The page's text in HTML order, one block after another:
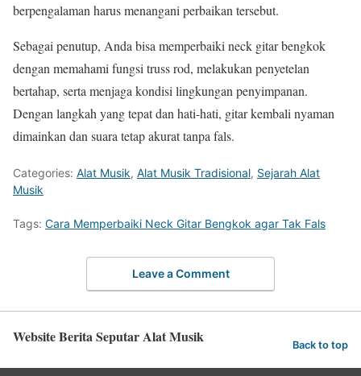
berpengalaman harus menangani perbaikan tersebut.
Sebagai penutup, Anda bisa memperbaiki neck gitar bengkok
dengan memahami fungsi truss rod, melakukan penyetelan
bertahap, serta menjaga kondisi lingkungan penyimpanan.
Dengan langkah yang tepat dan hati-hati, gitar kembali nyaman
dimainkan dan suara tetap akurat tanpa fals.
Categories: Alat Musik, Alat Musik Tradisional, Sejarah Alat
Musik
Tags: Cara Memperbaiki Neck Gitar Bengkok agar Tak Fals
Leave a Comment
Website Berita Seputar Alat Musik Back to top